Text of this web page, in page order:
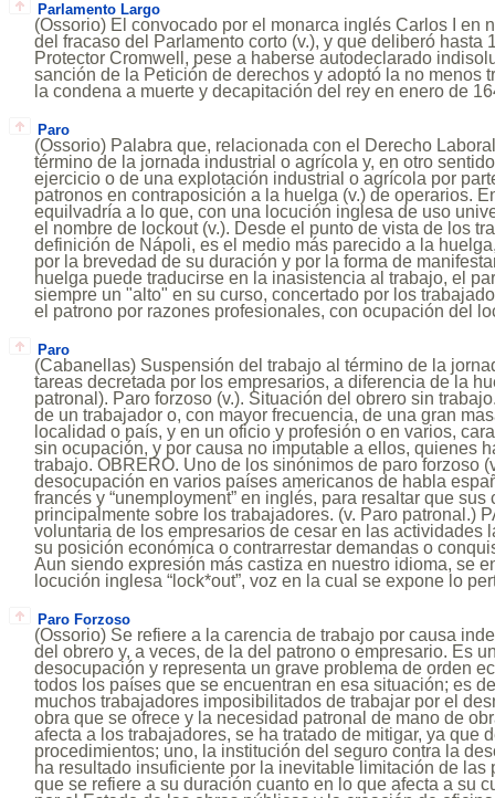
Parlamento Largo
(Ossorio) El convocado por el monarca inglés Carlos I en
del fracaso del Parlamento corto (v.), y que deliberó hasta
Protector Cromwell, pese a haberse autodeclarado
sanción de la Petición de derechos y adoptó la no menos
la condena a muerte y decapitación del rey en enero de
Paro
(Ossorio) Palabra que, relacionada con el Derecho
término de la jornada industrial o agrícola y, en otro
ejercicio o de una explotación industrial o agrícola por
patronos en contraposición a la huelga (v.) de operarios.
equilvadría a lo que, con una locución inglesa de uso
el nombre de lockout (v.). Desde el punto de vista de los
definición de Nápoli, es el medio más parecido a la
por la brevedad de su duración y por la forma de
huelga puede traducirse en la inasistencia al trabajo, el
siempre un "alto" en su curso, concertado por los
el patrono por razones profesionales, con ocupación del
Paro
(Cabanellas) Suspensión del trabajo al término de la
tareas decretada por los empresarios, a diferencia de la
patronal). Paro forzoso (v.). Situación del obrero sin
de un trabajador o, con mayor frecuencia, de una gran
localidad o país, y en un oficio y profesión o en varios,
sin ocupación, y por causa no imputable a ellos, quienes
trabajo. OBRERO. Uno de los sinónimos de paro forzoso
desocupación en varios países americanos de habla
francés y “unemployment” en inglés, para resaltar que
principalmente sobre los trabajadores. (v. Paro patronal.)
voluntaria de los empresarios de cesar en las actividades
su posición económica o contrarrestar demandas o
Aun siendo expresión más castiza en nuestro idioma, se
locución inglesa “lock*out”, voz en la cual se expone lo
Paro Forzoso
(Ossorio) Se refiere a la carencia de trabajo por causa
del obrero y, a veces, de la del patrono o empresario. Es
desocupación y representa un grave problema de orden
todos los países que se encuentran en esa situación; es
muchos trabajadores imposibilitados de trabajar por el
obra que se ofrece y la necesidad patronal de mano de
afecta a los trabajadores, se ha tratado de mitigar, ya que
procedimientos; uno, la institución del seguro contra la
ha resultado insuficiente por la inevitable limitación de las
que se refiere a su duración cuanto en lo que afecta a su